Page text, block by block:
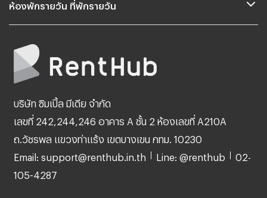
ห้องพักรายวัน ที่พักรายวัน
บริษัท ซิมเปิ้ล มีเดีย จำกัด
เลขที่ 242,244,246 อาคาร A ชั้น 2 ห้องเลขที่ A210A
ถ.วัชรพล แขวงท่าแร้ง เขตบางเขน กทม. 10230
Email: support@renthub.in.th Line: @renthub 02-
105-4287